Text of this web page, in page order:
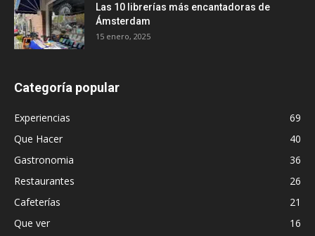
Las 10 librerías más encantadoras de
Ámsterdam
15 enero, 2025
Categoría popular
Experiencias
69
Que Hacer
40
Gastronomia
36
Restaurantes
26
Cafeterías
21
Que ver
16